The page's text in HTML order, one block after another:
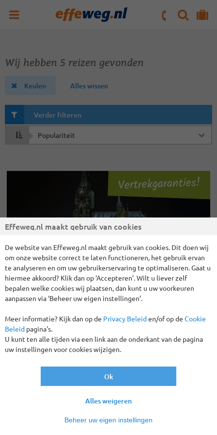
ZOEKENNAAR 'MIJN REIS' OMGEVING
Wij hebben 5 reizen gevonden
Keulen Alles wissen
Sorteren
Verder filteren
Kerstmarkten 2 dagen Keulen en Essen
Vertrekgaranties!
vanaf€ 149,-
Vertrekgaranties!
Effeweg.nl maakt gebruik van cookies
De website van Effeweg.nl maakt gebruik van cookies. Dit doen wij
om onze website correct te laten functioneren, het gebruik ervan
te analyseren en om uw gebruikerservaring te optimaliseren. Gaat u
hiermee akkoord? Klik dan op ‘Accepteren’. Wilt u liever zelf
bepalen welke cookies wij plaatsen, dan kunt u uw voorkeuren
aanpassen via ‘Beheer uw eigen instellingen’.
Meer informatie? Kijk dan op de Privacy Beleiden/of op de Cookie
Beleid pagina's.
U kunt ten alle tijden via een link aan de onderkant van de pagina
uw instellingen voor cookies wijzigen.
Beheer uw eigen instellingen
Alles weigeren
Ok